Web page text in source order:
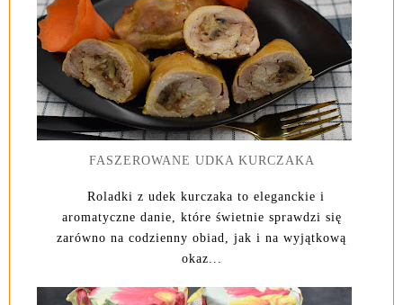
FASZEROWANE UDKA KURCZAKA
Roladki z udek kurczaka to eleganckie i
aromatyczne danie, które świetnie sprawdzi się
zarówno na codzienny obiad, jak i na wyjątkową
okaz...